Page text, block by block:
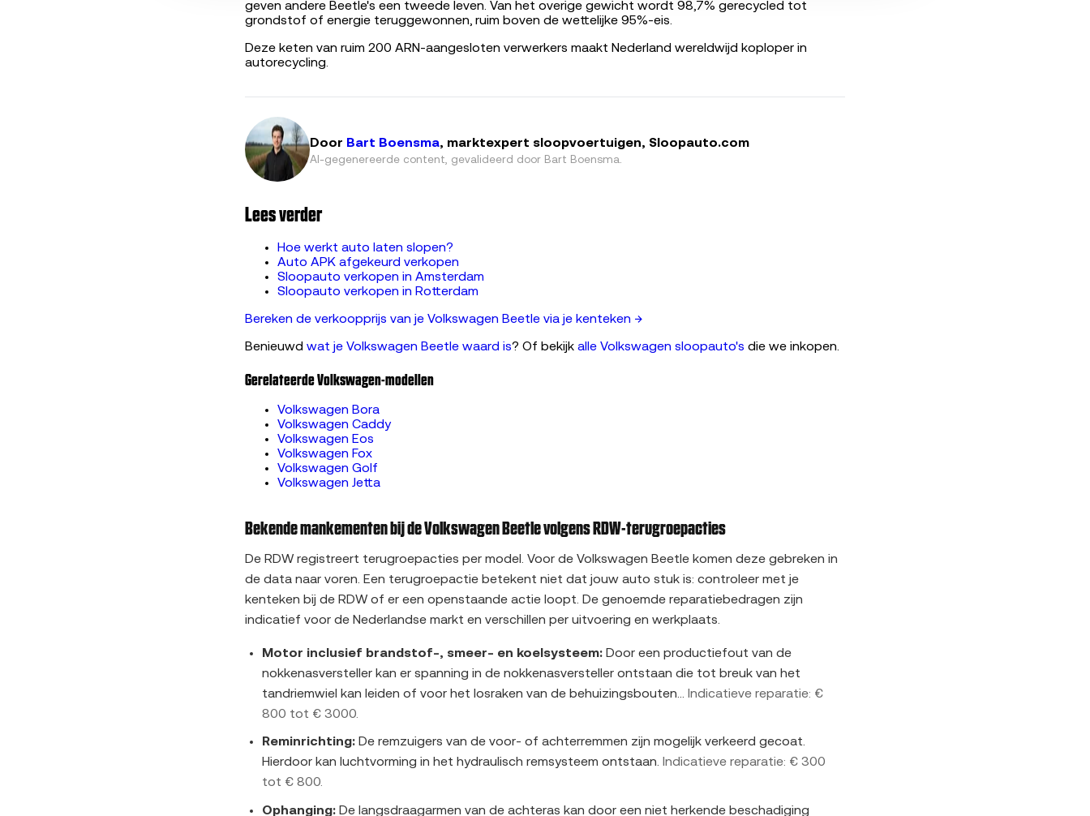
geven andere Beetle's een tweede leven. Van het overige gewicht wordt 98,7% gerecycled tot
grondstof of energie teruggewonnen, ruim boven de wettelijke 95%-eis.
Deze keten van ruim 200 ARN-aangesloten verwerkers maakt Nederland wereldwijd koploper in
autorecycling.
Door Bart Boensma, marktexpert sloopvoertuigen, Sloopauto.com
AI-gegenereerde content, gevalideerd door Bart Boensma.
Lees verder
Hoe werkt auto laten slopen?
Auto APK afgekeurd verkopen
Sloopauto verkopen in Amsterdam
Sloopauto verkopen in Rotterdam
Bereken de verkoopprijs van je Volkswagen Beetle via je kenteken →
Benieuwd wat je Volkswagen Beetle waard is? Of bekijk alle Volkswagen sloopauto's die we inkopen.
Gerelateerde Volkswagen-modellen
Volkswagen Bora
Volkswagen Caddy
Volkswagen Eos
Volkswagen Fox
Volkswagen Golf
Volkswagen Jetta
Bekende mankementen bij de Volkswagen Beetle volgens RDW-terugroepacties
De RDW registreert terugroepacties per model. Voor de Volkswagen Beetle komen deze gebreken in
de data naar voren. Een terugroepactie betekent niet dat jouw auto stuk is: controleer met je
kenteken bij de RDW of er een openstaande actie loopt. De genoemde reparatiebedragen zijn
indicatief voor de Nederlandse markt en verschillen per uitvoering en werkplaats.
Motor inclusief brandstof-, smeer- en koelsysteem:Door een productiefout van de
nokkenasversteller kan er spanning in de nokkenasversteller ontstaan die tot breuk van het
tandriemwiel kan leiden of voor het losraken van de behuizingsbouten... Indicatieve reparatie: €
800 tot € 3000.
Reminrichting:De remzuigers van de voor- of achterremmen zijn mogelijk verkeerd gecoat.
Hierdoor kan luchtvorming in het hydraulisch remsysteem ontstaan. Indicatieve reparatie: € 300
tot € 800.
Ophanging:De langsdraagarmen van de achteras kan door een niet herkende beschadiging